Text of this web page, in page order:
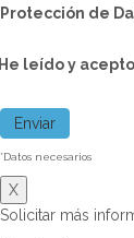
Protección de
leído y acepto
*Datos necesarios
X
Solicitar más